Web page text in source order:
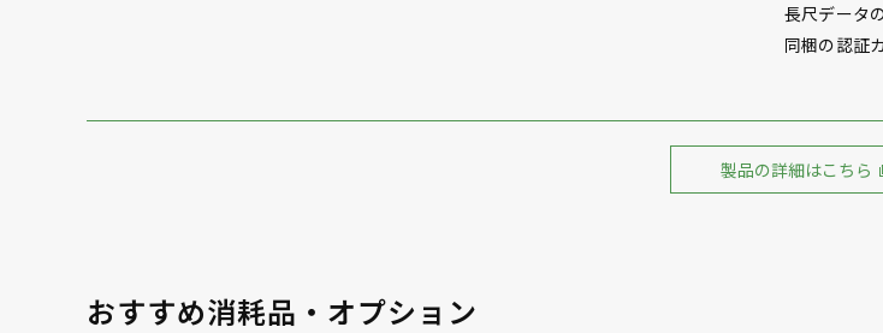
長尺データ
同梱の認証
製品の詳細はこちら
おすすめ消耗品・オプション